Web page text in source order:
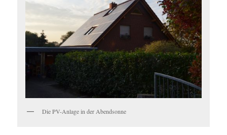
Die PV-Anlage in der Abendsonne